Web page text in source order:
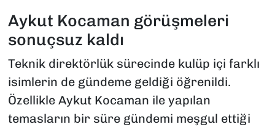
Aykut Kocaman görüşmeleri
sonuçsuz kaldı
Teknik direktörlük sürecinde kulüp içi farklı
isimlerin de gündeme geldiği öğrenildi.
Özellikle Aykut Kocaman ile yapılan
temasların bir süre gündemi meşgul ettiği